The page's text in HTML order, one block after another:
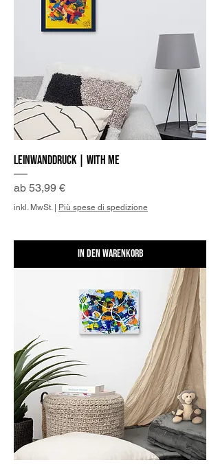
Leinwanddruck | With me
ab 53,99 €
Sale-Preis
inkl. MwSt.| Più spese di spedizione
In den Warenkorb